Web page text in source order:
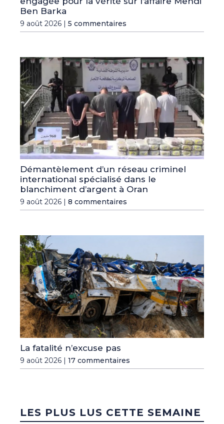
Ben Barka
9 août 2026 | 5 commentaires
Démantèlement d’un réseau criminel
international spécialisé dans le
blanchiment d’argent à Oran
9 août 2026 | 8 commentaires
La fatalité n’excuse pas
9 août 2026 | 17 commentaires
LES PLUS LUS CETTE SEMAINE